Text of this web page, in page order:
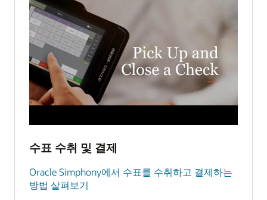
수표 수취 및 결제
Oracle Simphony에서 수표를 수취하고 결제하는
방법 살펴보기